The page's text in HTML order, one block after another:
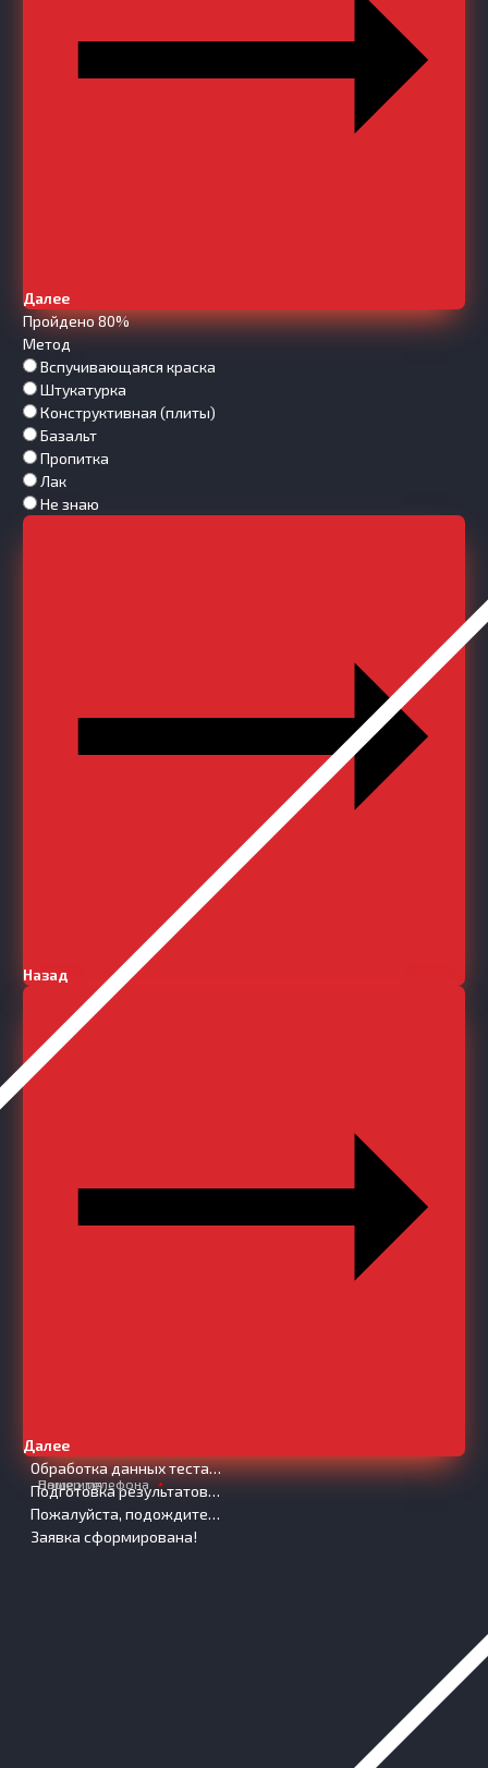
Далее
Пройдено 80%
Метод
Вспучивающаяся краска
Штукатурка
Конструктивная (плиты)
Базальт
Пропитка
Лак
Не знаю
Назад
Далее
Обработка данных теста…
Подготовка результатов…
Пожалуйста, подождите…
Заявка сформирована!
Ваше имя
Номер телефона